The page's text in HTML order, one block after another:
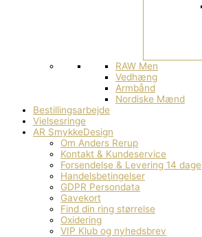
RAW Men
Vedhæng
Armbånd
Nordiske Mænd
Bestillingsarbejde
Vielsesringe
AR SmykkeDesign
Om Anders Rerup
Kontakt & Kundeservice
Forsendelse & Levering 14 dage
Handelsbetingelser
GDPR Persondata
Gavekort
Find din ring størrelse
Oxidering
VIP Klub og nyhedsbrev